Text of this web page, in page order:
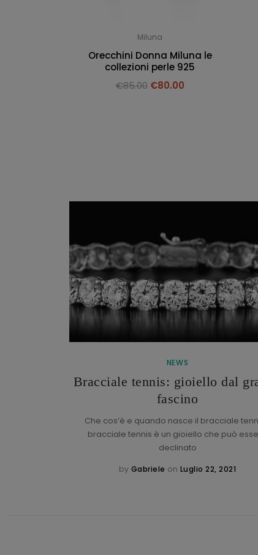
Miluna
Orecchini Donna Miluna le
collezioni perle 925
€85.00 €80.00
NEWS
Bracciale tennis: gioiello dal
fascino
Che cos’è e quando nasce il bracciale
bracciale tennis è un gioiello che può
declinato
by Gabriele on Luglio 22, 2021